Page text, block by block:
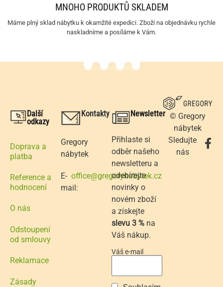
MNOHO PRODUKTŮ SKLADEM
Máme plný sklad nábytku k okamžité expedici. Zboží na objednávku rychle
naskladníme a posíláme k Vám.
© Gregory
nábytek
Sledujte
nás
Další
odkazy
Doprava a
platba
Reference a
hodnocení
O nás
Odstoupení
od smlouvy
Reklamace
Zásady
Kontakty
Gregory
nábytek
E-
mail:
office@gregorynabytek.cz
Newsletter
Přihlaste si
odběr našeho
newsletteru a
odebírejte
novinky o
novém zboží
a získejte
slevu 3 % na
Váš nákup.
Váš e-mail